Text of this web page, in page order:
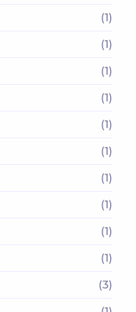
(1)
(1)
(1)
(1)
(1)
(1)
(1)
(1)
(1)
(1)
(3)